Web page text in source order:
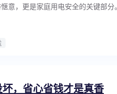
意，更是家庭用电安全的关键部分
，省心省钱才是真香